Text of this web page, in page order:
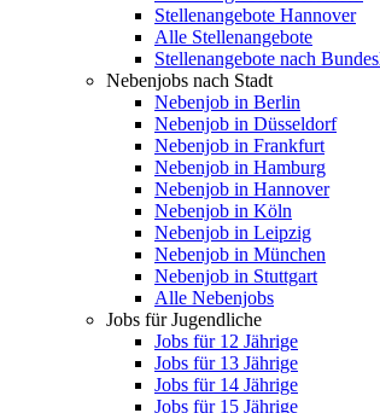
Stellenangebote Hannover
Alle Stellenangebote
Stellenangebote nach
Nebenjobs nach Stadt
Nebenjob in Berlin
Nebenjob in Düsseldorf
Nebenjob in Frankfurt
Nebenjob in Hamburg
Nebenjob in Hannover
Nebenjob in Köln
Nebenjob in Leipzig
Nebenjob in München
Nebenjob in Stuttgart
Alle Nebenjobs
Jobs für Jugendliche
Jobs für 12 Jährige
Jobs für 13 Jährige
Jobs für 14 Jährige
Jobs für 15 Jährige